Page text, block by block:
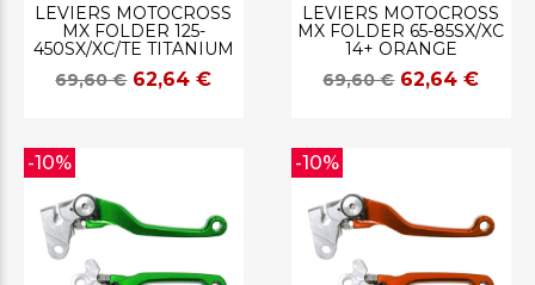
LEVIERS MOTOCROSS
MX FOLDER 125-
450SX/XC/TE TITANIUM
69,60 € 62,64 €
LEVIERS MOTOCROSS
MX FOLDER 65-85SX/XC
14+ ORANGE
69,60 € 62,64 €
-10% -10%